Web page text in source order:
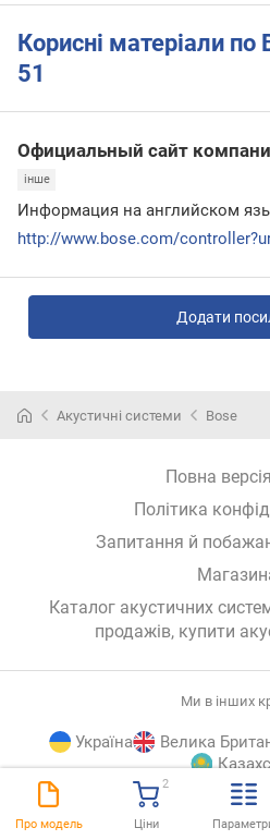
Про модель Ціни
2
Корисні матеріали по
51
Официальный сайт
інше
Информация на английском
Додати
Акустичні системи Bose
Повна
Політика
Запитання й
Каталог акустичних
продажів, купити
Ми в інших
Україна Велика
Katalog
© E-Katalog, 2026